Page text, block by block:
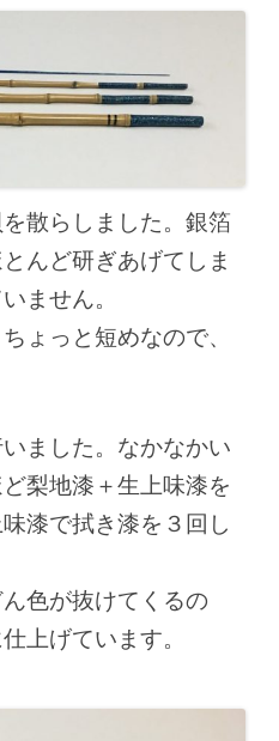
散らしました。銀箔
んど研ぎあげてしま
ません。
ょっと短めなので、
ました。なかなかい
梨地漆＋生上味漆を
漆で拭き漆を３回し
色が抜けてくるの
上げています。